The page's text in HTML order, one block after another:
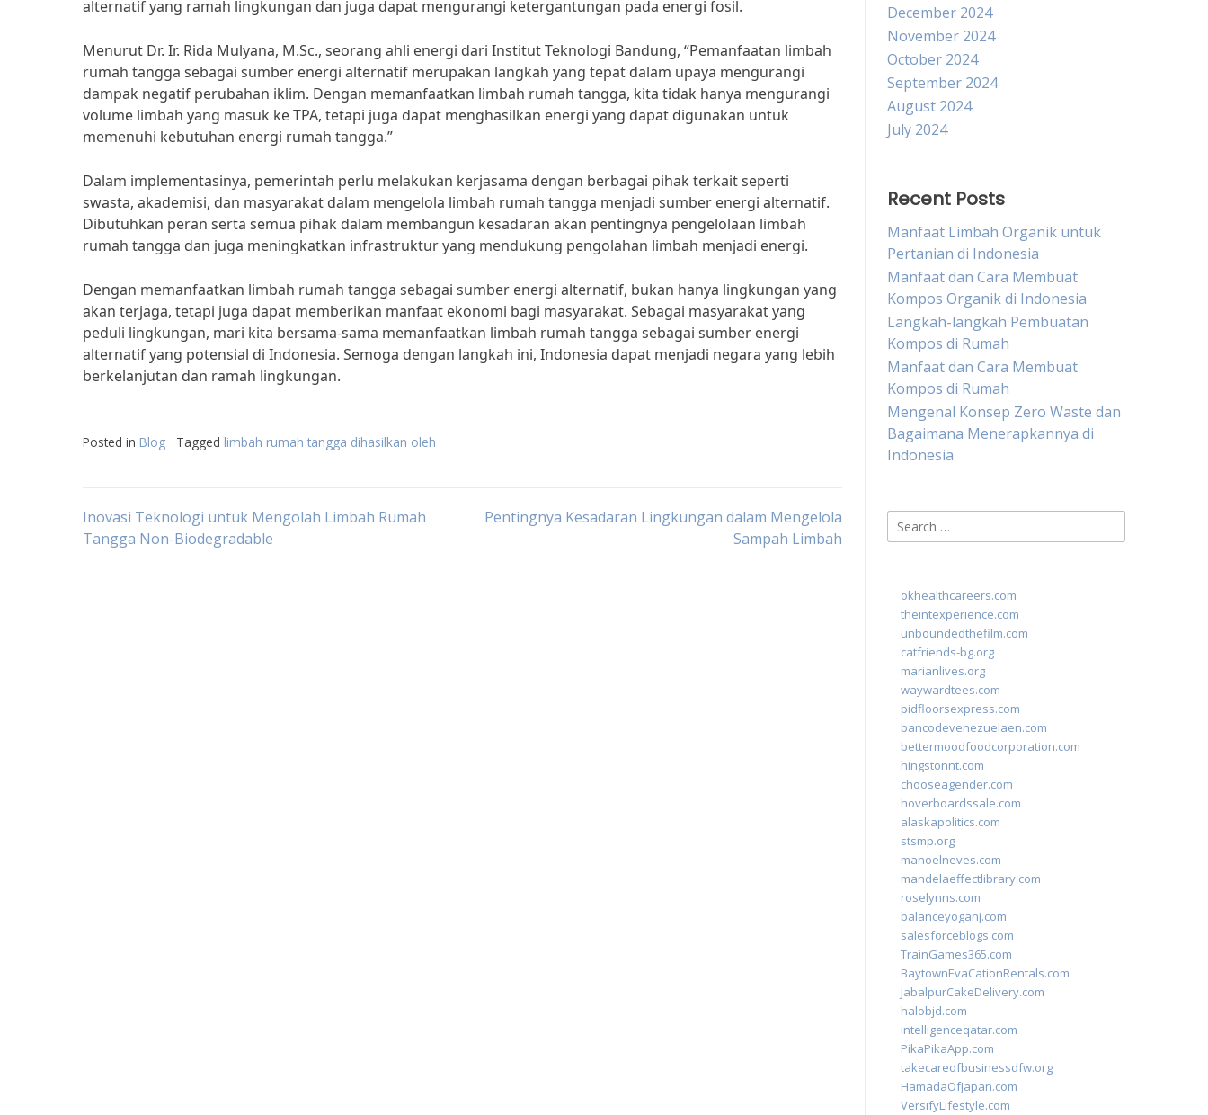
alternatif yang ramah lingkungan dan juga dapat mengurangi ketergantungan pada energi fosil.
Menurut Dr. Ir. Rida Mulyana, M.Sc., seorang ahli energi dari Institut Teknologi Bandung, “Pemanfaatan limbah
rumah tangga sebagai sumber energi alternatif merupakan langkah yang tepat dalam upaya mengurangi
dampak negatif perubahan iklim. Dengan memanfaatkan limbah rumah tangga, kita tidak hanya mengurangi
volume limbah yang masuk ke TPA, tetapi juga dapat menghasilkan energi yang dapat digunakan untuk
memenuhi kebutuhan energi rumah tangga.”
Dalam implementasinya, pemerintah perlu melakukan kerjasama dengan berbagai pihak terkait seperti
swasta, akademisi, dan masyarakat dalam mengelola limbah rumah tangga menjadi sumber energi alternatif.
Dibutuhkan peran serta semua pihak dalam membangun kesadaran akan pentingnya pengelolaan limbah
rumah tangga dan juga meningkatkan infrastruktur yang mendukung pengolahan limbah menjadi energi.
Dengan memanfaatkan limbah rumah tangga sebagai sumber energi alternatif, bukan hanya lingkungan yang
akan terjaga, tetapi juga dapat memberikan manfaat ekonomi bagi masyarakat. Sebagai masyarakat yang
peduli lingkungan, mari kita bersama-sama memanfaatkan limbah rumah tangga sebagai sumber energi
alternatif yang potensial di Indonesia. Semoga dengan langkah ini, Indonesia dapat menjadi negara yang lebih
berkelanjutan dan ramah lingkungan.
Posted in Blog Tagged limbah rumah tangga dihasilkan oleh
Post
Inovasi Teknologi untuk Mengolah Limbah Rumah
Tangga Non-Biodegradable
Pentingnya Kesadaran Lingkungan dalam Mengelola
Sampah Limbah
December 2024
November 2024
October 2024
September 2024
August 2024
July 2024
Recent Posts
Manfaat Limbah Organik untuk
Pertanian di Indonesia
Manfaat dan Cara Membuat
Kompos Organik di Indonesia
Langkah-langkah Pembuatan
Kompos di Rumah
Manfaat dan Cara Membuat
Kompos di Rumah
Mengenal Konsep Zero Waste dan
Bagaimana Menerapkannya di
Indonesia
Search
for:
okhealthcareers.com
theintexperience.com
unboundedthefilm.com
catfriends-bg.org
marianlives.org
waywardtees.com
pidfloorsexpress.com
bancodevenezuelaen.com
bettermoodfoodcorporation.com
hingstonnt.com
chooseagender.com
hoverboardssale.com
alaskapolitics.com
stsmp.org
manoelneves.com
mandelaeffectlibrary.com
roselynns.com
balanceyoganj.com
salesforceblogs.com
TrainGames365.com
BaytownEvaCationRentals.com
JabalpurCakeDelivery.com
halobjd.com
intelligenceqatar.com
PikaPikaApp.com
takecareofbusinessdfw.org
HamadaOfJapan.com
VersifyLifestyle.com